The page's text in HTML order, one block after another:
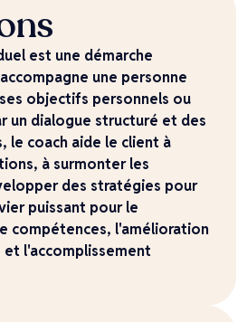
est une démarche
une personne
objectifs personnels ou
un dialogue structuré et des
le coach aide le client à
à surmonter les
des stratégies pour
puissant pour le
compétences, l'amélioration
l'accomplissement